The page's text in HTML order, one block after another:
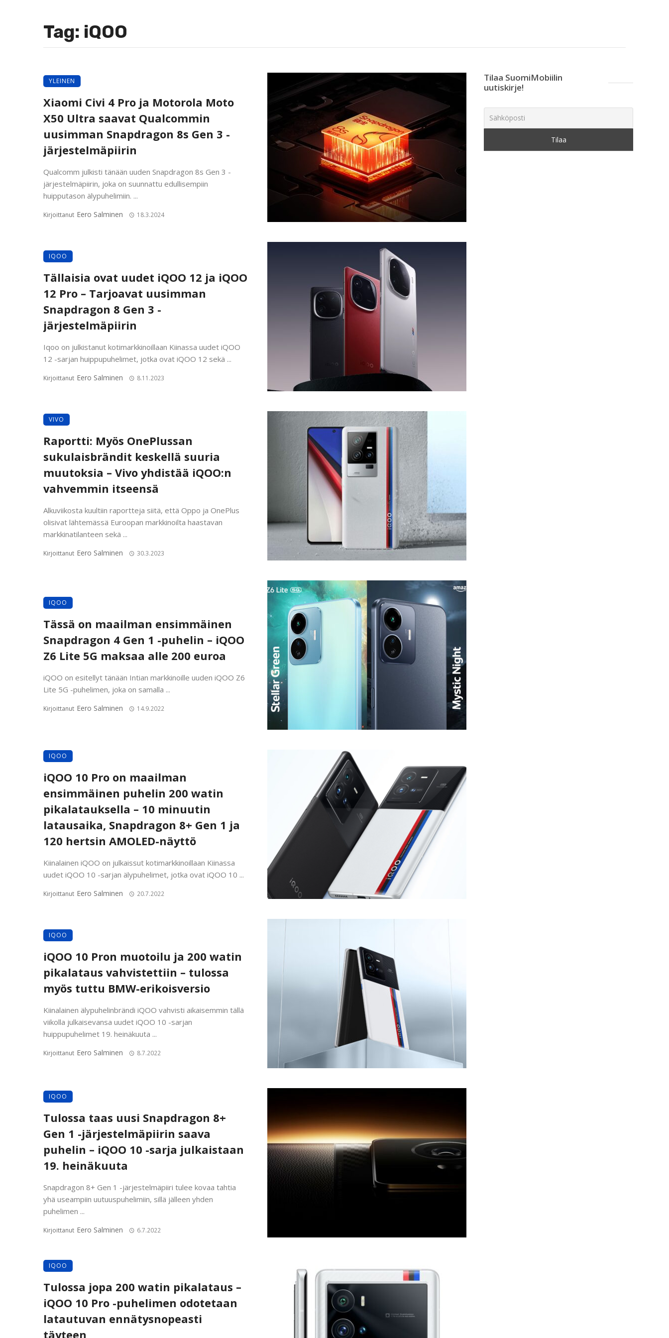
Tag: iQOO
YLEINEN
Xiaomi Civi 4 Pro ja Motorola Moto
X50 Ultra saavat Qualcommin
uusimman Snapdragon 8s Gen 3 -
järjestelmäpiirin
Qualcomm julkisti tänään uuden Snapdragon 8s Gen 3 -
järjestelmäpiirin, joka on suunnattu edullisempiin
huipputason älypuhelimiin. ...
Kirjoittanut Eero Salminen 18.3.2024
IQOO
Tällaisia ovat uudet iQOO 12 ja iQOO
12 Pro – Tarjoavat uusimman
Snapdragon 8 Gen 3 -
järjestelmäpiirin
Iqoo on julkistanut kotimarkkinoillaan Kiinassa uudet iQOO
12 -sarjan huippupuhelimet, jotka ovat iQOO 12 sekä ...
Kirjoittanut Eero Salminen 8.11.2023
VIVO
Raportti: Myös OnePlussan
sukulaisbrändit keskellä suuria
muutoksia – Vivo yhdistää iQOO:n
vahvemmin itseensä
Alkuviikosta kuultiin raportteja siitä, että Oppo ja OnePlus
olisivat lähtemässä Euroopan markkinoilta haastavan
markkinatilanteen sekä ...
Kirjoittanut Eero Salminen 30.3.2023
IQOO
Tässä on maailman ensimmäinen
Snapdragon 4 Gen 1 -puhelin – iQOO
Z6 Lite 5G maksaa alle 200 euroa
iQOO on esitellyt tänään Intian markkinoille uuden iQOO Z6
Lite 5G -puhelimen, joka on samalla ...
Kirjoittanut Eero Salminen 14.9.2022
IQOO
iQOO 10 Pro on maailman
ensimmäinen puhelin 200 watin
pikalatauksella – 10 minuutin
latausaika, Snapdragon 8+ Gen 1 ja
120 hertsin AMOLED-näyttö
Kiinalainen iQOO on julkaissut kotimarkkinoillaan Kiinassa
uudet iQOO 10 -sarjan älypuhelimet, jotka ovat iQOO 10 ...
Kirjoittanut Eero Salminen 20.7.2022
IQOO
iQOO 10 Pron muotoilu ja 200 watin
pikalataus vahvistettiin – tulossa
myös tuttu BMW-erikoisversio
Kiinalainen älypuhelinbrändi iQOO vahvisti aikaisemmin tällä
viikolla julkaisevansa uudet iQOO 10 -sarjan
huippupuhelimet 19. heinäkuuta ...
Kirjoittanut Eero Salminen 8.7.2022
IQOO
Tulossa taas uusi Snapdragon 8+
Gen 1 -järjestelmäpiirin saava
puhelin – iQOO 10 -sarja julkaistaan
19. heinäkuuta
Snapdragon 8+ Gen 1 -järjestelmäpiiri tulee kovaa tahtia
yhä useampiin uutuuspuhelimiin, sillä jälleen yhden
puhelimen ...
Kirjoittanut Eero Salminen 6.7.2022
IQOO
Tulossa jopa 200 watin pikalataus –
iQOO 10 Pro -puhelimen odotetaan
latautuvan ennätysnopeasti
täyteen
Tilaa SuomiMobiilin
uutiskirje!